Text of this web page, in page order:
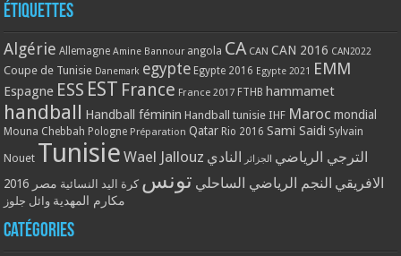
Étiquettes
Algérie Allemagne Amine Bannour angola CA CAN CAN 2016 CAN2022
Coupe de Tunisie Danemark egypte Egypte 2016 Egypte 2021 EMM
Espagne ESS EST France France 2017 FTHB hammamet
handball Handball féminin Handball tunisie IHF Maroc mondial
Mouna Chebbah Pologne Préparation Qatar Rio 2016 Sami Saidi Sylvain
Nouet Tunisie Wael Jallouz الترجي الرياضي الجزائر
النادي
الافريقي النجم الرياضي الساحلي تونس كرة اليد النسائية مصر 2016
مكارم المهدية وائل جلوز
Catégories